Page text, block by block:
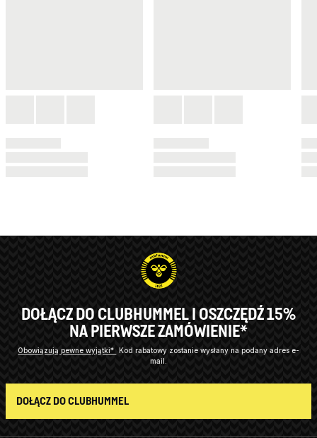
DOŁĄCZ DO CLUBHUMMEL I OSZCZĘDŹ 15%
NA PIERWSZE ZAMÓWIENIE*
Obowiązują pewne wyjątki* Kod rabatowy zostanie wysłany na podany adres e-
mail.
DOŁĄCZ DO CLUBHUMMEL